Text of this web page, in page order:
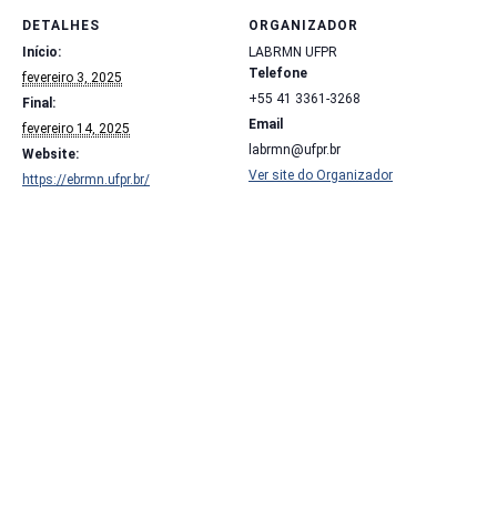
DETALHES
Início:
fevereiro 3, 2025
Final:
fevereiro 14, 2025
Website:
https://ebrmn.ufpr.br/
ORGANIZADOR
LABRMN UFPR
Telefone
+55 41 3361-3268
Email
labrmn@ufpr.br
Ver site do Organizador